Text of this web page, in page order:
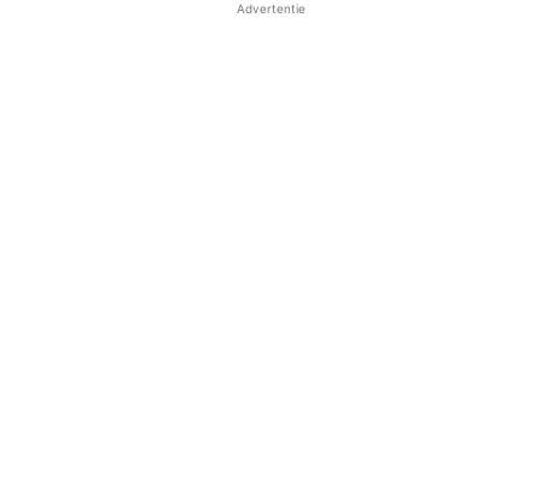
Advertentie